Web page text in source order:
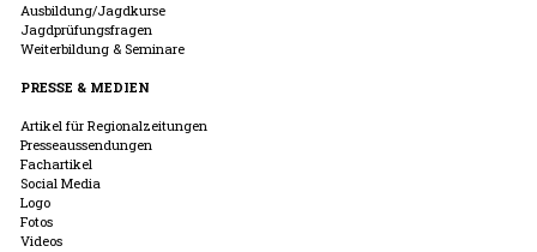
Ausbildung/Jagdkurse
Jagdprüfungsfragen
Weiterbildung & Seminare
PRESSE & MEDIEN
Artikel für Regionalzeitungen
Presseaussendungen
Fachartikel
Social Media
Logo
Fotos
Videos